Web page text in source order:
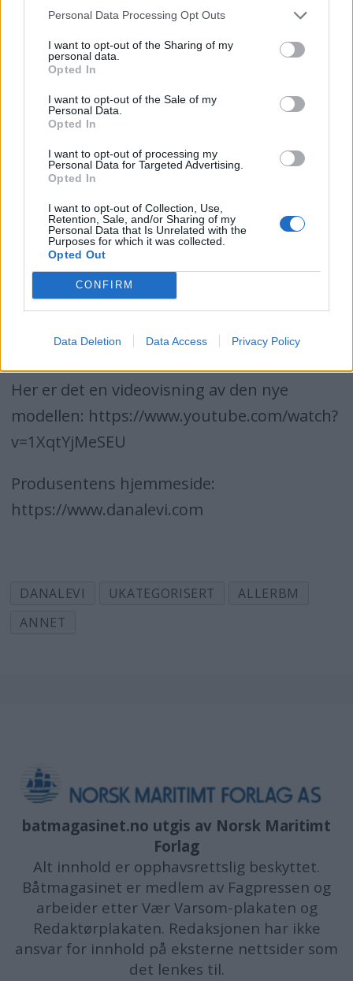
Personal Data Processing Opt Outs
I want to opt-out of the Sharing of my
personal data.
Opted In
I want to opt-out of the Sale of my
Personal Data.
Opted In
I want to opt-out of processing my
Personal Data for Targeted Advertising.
Opted In
I want to opt-out of Collection, Use,
Retention, Sale, and/or Sharing of my
Personal Data that Is Unrelated with the
Purposes for which it was collected.
Opted Out
CONFIRM
Data Deletion Data Access Privacy Policy
utenborsmotor(er) holder man seg langt
unna. Båtene leveres med Volvo bensin
hekkaggregater på 350 og 483 hk, og ferdig
med det. I bruk er ikke modellen særlig
velegnet for «norsk» båtbruk. Mangel på å
entre dekk via luke i vindruta og dollbord,
mangler helt.
Førerplassen med instrumentering bærer
båtens retropreg. Typisk amerikansk, men
med stil.
Annonse
Her er det en videovisning av den nye
modellen: https://www.youtube.com/watch?
v=1XqtYjMeSEU
Produsentens hjemmeside:
https://www.danalevi.com
DANALEVI UKATEGORISERT
ALLERBM
ANNET
batmagasinet.no utgis av Norsk Maritimt
Forlag
Alt innhold er opphavsrettslig beskyttet.
Båtmagasinet er medlem av Fagpressen og
arbeider etter Vær Varsom-plakaten og
Redaktørplakaten. Redaksjonen har ikke
ansvar for innhold på eksterne nettsider som
det lenkes til.